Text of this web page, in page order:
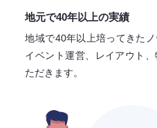
地元で40年以上の実績
地域で40年以上培ってきた
イベント運営、レイアウト
ただきます。